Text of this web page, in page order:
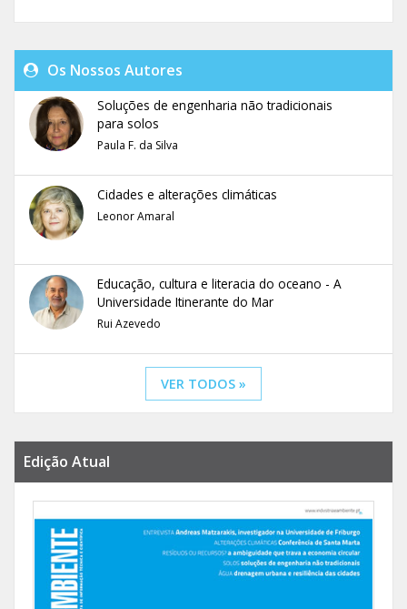
Os Nossos Autores
Soluções de engenharia não tradicionais
para solos
Paula F. da Silva
Cidades e alterações climáticas
Leonor Amaral
Educação, cultura e literacia do oceano - A
Universidade Itinerante do Mar
Rui Azevedo
VER TODOS »
Edição Atual